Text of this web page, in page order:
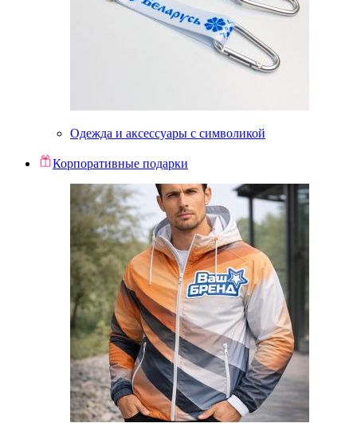
Одежда и аксессуары с символикой
Корпоративные подарки